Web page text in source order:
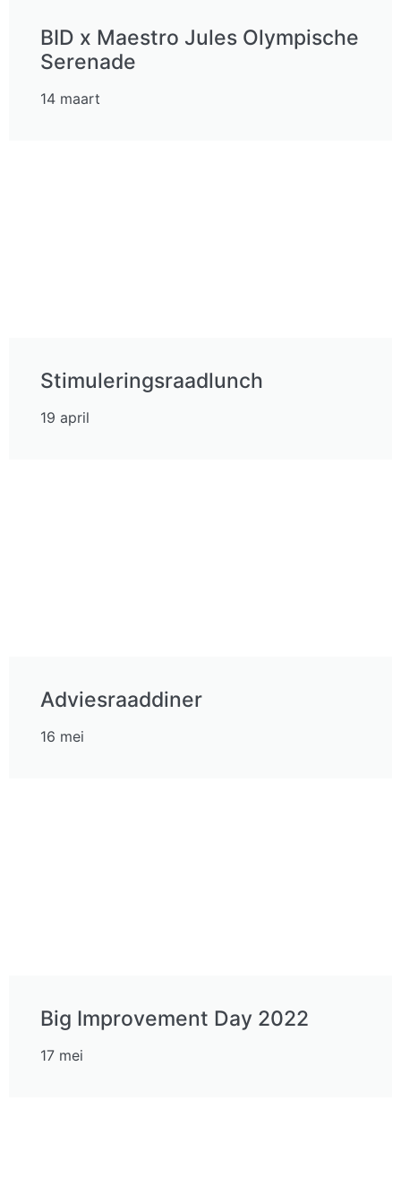
BID x Maestro Jules Olympische
Serenade
14 maart
Stimuleringsraadlunch
19 april
Adviesraaddiner
16 mei
Big Improvement Day 2022
17 mei